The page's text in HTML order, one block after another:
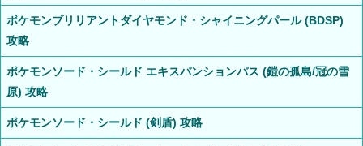
ポケモンブリリアントダイヤモンド・シャイニングパール (BDSP)
攻略
ポケモンソード・シールド エキスパンションパス (鎧の孤島/冠の雪
原) 攻略
ポケモンソード・シールド (剣盾) 攻略